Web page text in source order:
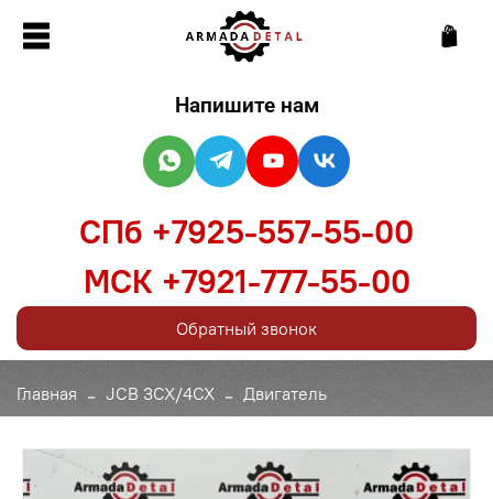
Главная JCB 3CX/4CX Двигатель
Напишите нам
СПб +7925-557-55-00
МСК +7921-777-55-00
Обратный звонок